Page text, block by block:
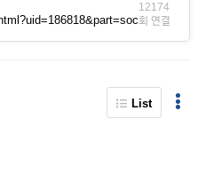
12174
회 연결
List